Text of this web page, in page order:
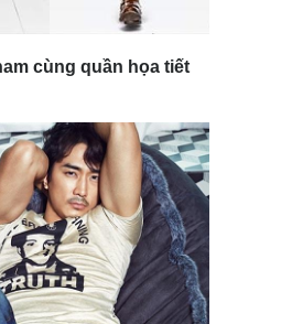
cùng quần họa tiết